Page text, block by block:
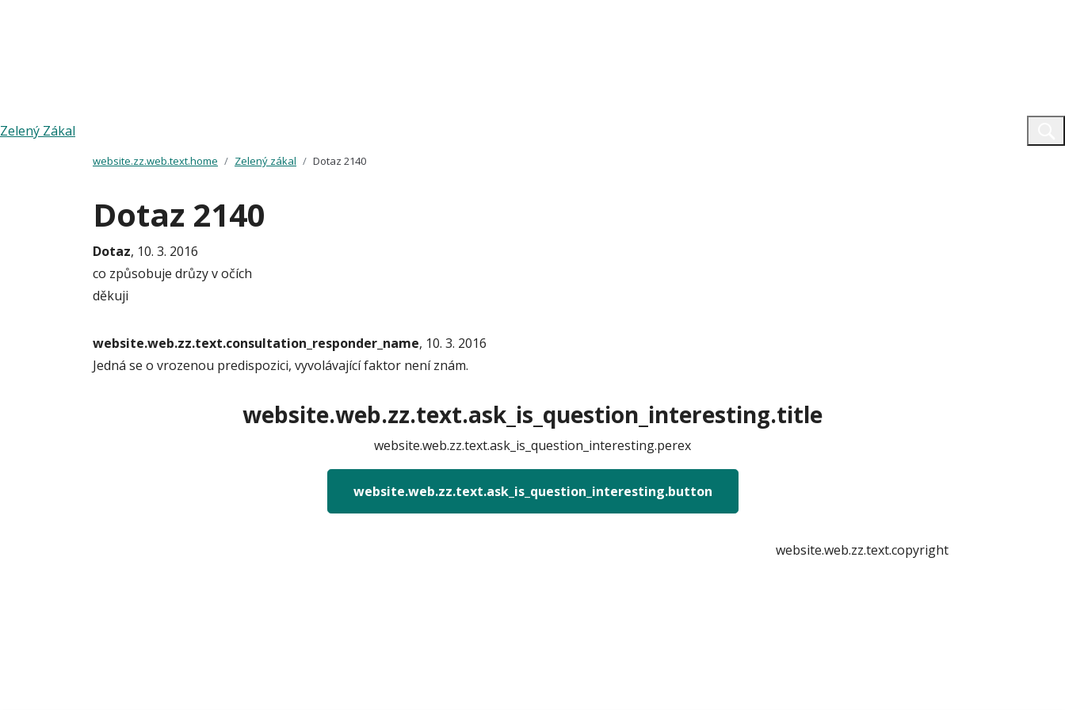
Zelený Zákal
website.zz.web.text.home Zelený zákal Dotaz 2140
Dotaz 2140
Dotaz, 10. 3. 2016
co způsobuje drůzy v očích
děkuji
website.web.zz.text.consultation_responder_name, 10. 3. 2016
Jedná se o vrozenou predispozici, vyvolávající faktor není znám.
website.web.zz.text.ask_is_question_interesting.title
website.web.zz.text.ask_is_question_interesting.perex
website.web.zz.text.ask_is_question_interesting.button
website.web.zz.text.copyright